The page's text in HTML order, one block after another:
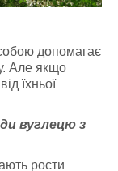
допомагає
Але якщо
їхньої
вуглецю з
рости